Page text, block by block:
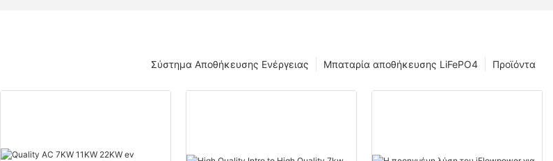
Προϊόντα
Μπαταρία αποθήκευσης LiFePO4
Σύστημα Αποθήκευσης Ενέργειας